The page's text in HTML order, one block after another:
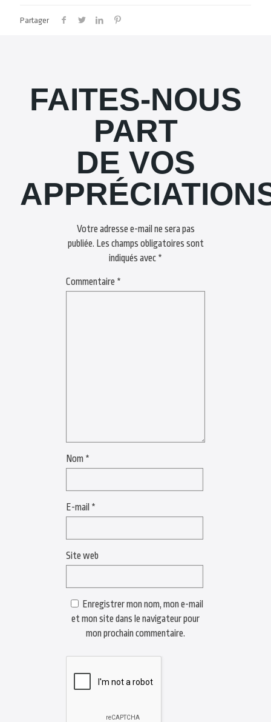
Partager
FAITES-NOUS
PART
DE VOS
Votre adresse e-mail ne sera pas
publiée. Les champs obligatoires sont
indiqués avec *
Commentaire *
Nom *
E-mail *
Site web
Enregistrer mon nom, mon e-mail
et mon site dans le navigateur pour
mon prochain commentaire.